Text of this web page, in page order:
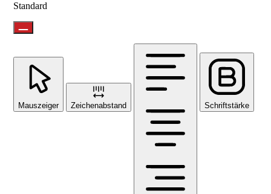
Standard
Mauszeiger Zeichenabstand Schriftstärke